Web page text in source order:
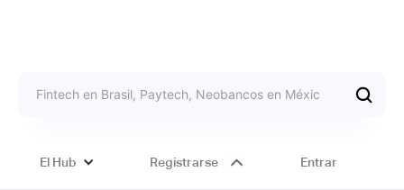
El Hub Registrarse Entrar